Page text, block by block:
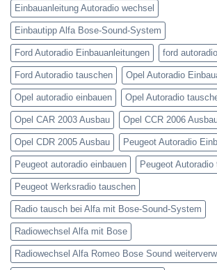
Einbauanleitung Autoradio wechsel
Einbautipp Alfa Bose-Sound-System
Ford Autoradio Einbauanleitungen ford
Ford Autoradio tauschen Opel Autoradio
Opel autoradio einbauen Opel Autoradio
Opel CAR 2003 Ausbau Opel CCR 2006
Opel CDR 2005 Ausbau Peugeot Autoradio
Peugeot autoradio einbauen Peugeot
Peugeot Werksradio tauschen
Radio tausch bei Alfa mit Bose-Sound-System
Radiowechsel Alfa mit Bose
Radiowechsel Alfa Romeo Bose Sound